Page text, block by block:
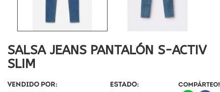
SALSA JEANS PANTALÓN S-ACTIV
SLIM
VENDIDO POR: ESTADO: COMPÁRTEO!